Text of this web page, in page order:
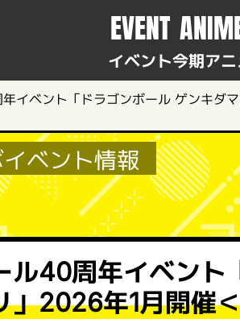
EVENT
イベント今期ア
イベント「ドラゴンボール ゲンキダ
ベント情報
ル40周年イベント
」2026年1月開催